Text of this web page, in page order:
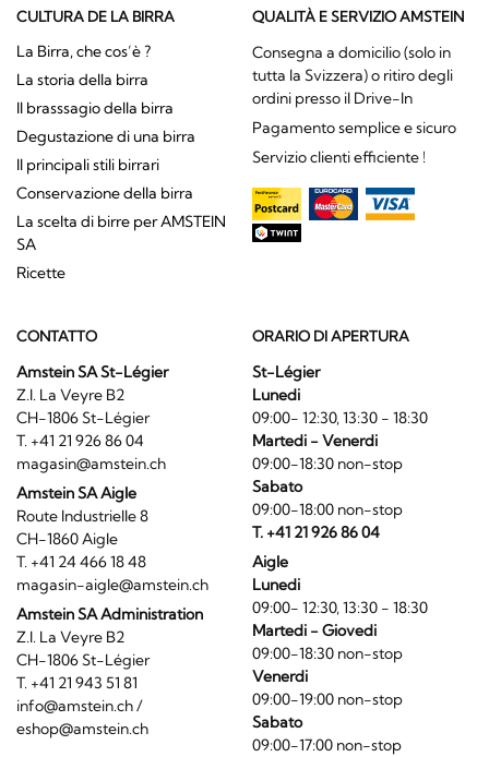
CULTURA DE LA BIRRA
La Birra, che cos’è ?
La storia della birra
Il brasssagio della birra
Degustazione di una birra
Il principali stili birrari
Conservazione della birra
La scelta di birre per AMSTEIN
SA
Ricette
QUALITÀ E SERVIZIO AMSTEIN
Consegna a domicilio (solo in
tutta la Svizzera) o ritiro degli
ordini presso il Drive-In
Pagamento semplice e sicuro
Servizio clienti efficiente !
CONTATTO
Amstein SA St-Légier
Z.I. La Veyre B2
CH-1806 St-Légier
T. +41 21 926 86 04
magasin@amstein.ch
Amstein SA Aigle
Route Industrielle 8
CH-1860 Aigle
T. +41 24 466 18 48
magasin-aigle@amstein.ch
Amstein SA Administration
Z.I. La Veyre B2
CH-1806 St-Légier
T. +41 21 943 51 81
info@amstein.ch/
eshop@amstein.ch
ORARIO DI APERTURA
St-Légier
Lunedi
09:00- 12:30, 13:30 - 18:30
Martedi - Venerdi
09:00-18:30 non-stop
Sabato
09:00-18:00 non-stop
T. +41 21 926 86 04
Aigle
Lunedi
09:00- 12:30, 13:30 - 18:30
Martedi - Giovedi
09:00-18:30 non-stop
Venerdi
09:00-19:00 non-stop
Sabato
09:00-17:00 non-stop